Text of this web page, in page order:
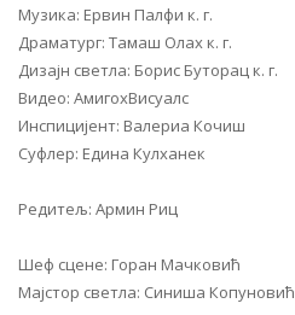
Музика: Ервин Палфи к. г.
Драматург: Тамаш Олах к. г.
Дизајн светла: Борис Буторац к. г.
Видео: АмигохВисуалс
Инспицијент: Валериа Кочиш
Суфлер: Едина Кулханек
Редитељ: Армин Риц
Шеф сцене: Горан Мачковић
Мајстор светла: Синиша Копуновић